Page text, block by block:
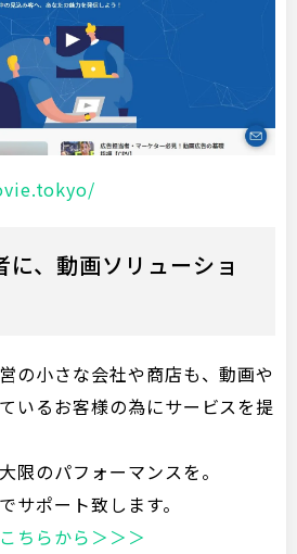
に、動画ソリューショ
の小さな会社や商店も、動画や
いるお客様の為にサービスを提
限のパフォーマンスを。
サポート致します。
ちらから＞＞＞